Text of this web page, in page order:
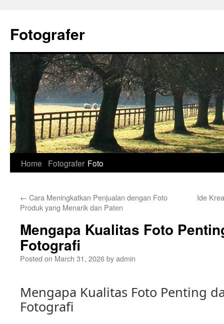
content
Fotografer
Home Fotografer Foto
← Cara Meningkatkan Penjualan dengan Foto
Produk yang Menarik dan Paten
Ide
Mengapa Kualitas Foto
Fotografi
Posted on March 31, 2026byadmin
Mengapa Kualitas Foto Penting
Fotografi